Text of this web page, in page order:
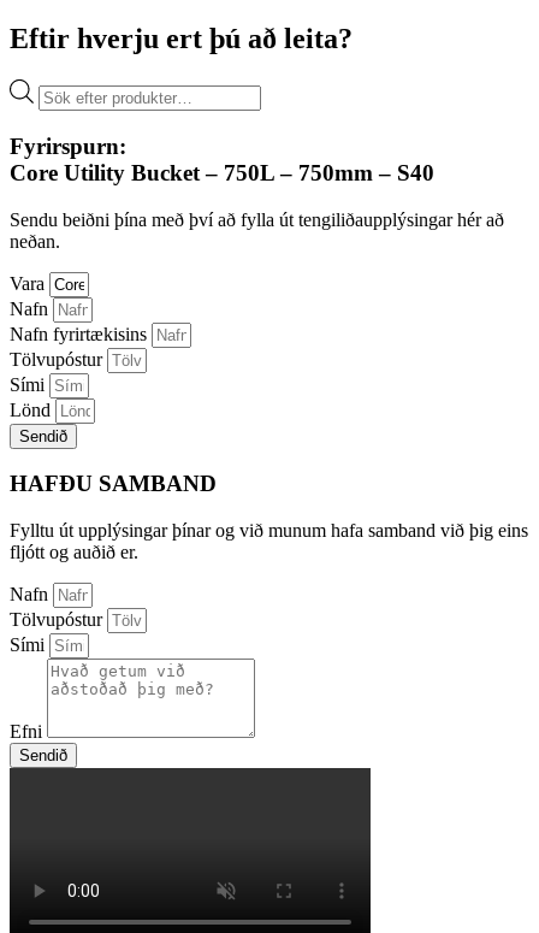
Eftir hverju ert þú að leita?
Products
search
Fyrirspurn:
Core Utility Bucket – 750L – 750mm – S40
Sendu beiðni þína með því að fylla út tengiliðaupplýsingar hér að
neðan.
Vara
Nafn
Nafn fyrirtækisins
Tölvupóstur
Sími
Lönd
Sendið
HAFÐU SAMBAND
Fylltu út upplýsingar þínar og við munum hafa samband við þig eins
fljótt og auðið er.
Nafn
Tölvupóstur
Sími
Efni
Sendið